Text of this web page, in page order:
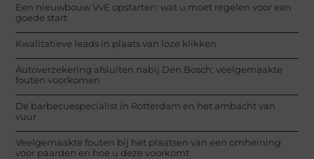
Een nieuwbouw VvE opstarten: wat u moet regelen voor een
goede start
Kwalitatieve leads in plaats van loze klikken
Autoverzekering afsluiten nabij Den Bosch: veelgemaakte
fouten voorkomen
De barbecuespecialist in Rotterdam en het ambacht van
vuur
Veelgemaakte fouten bij het plaatsen van een omheining
voor paarden en hoe u deze voorkomt